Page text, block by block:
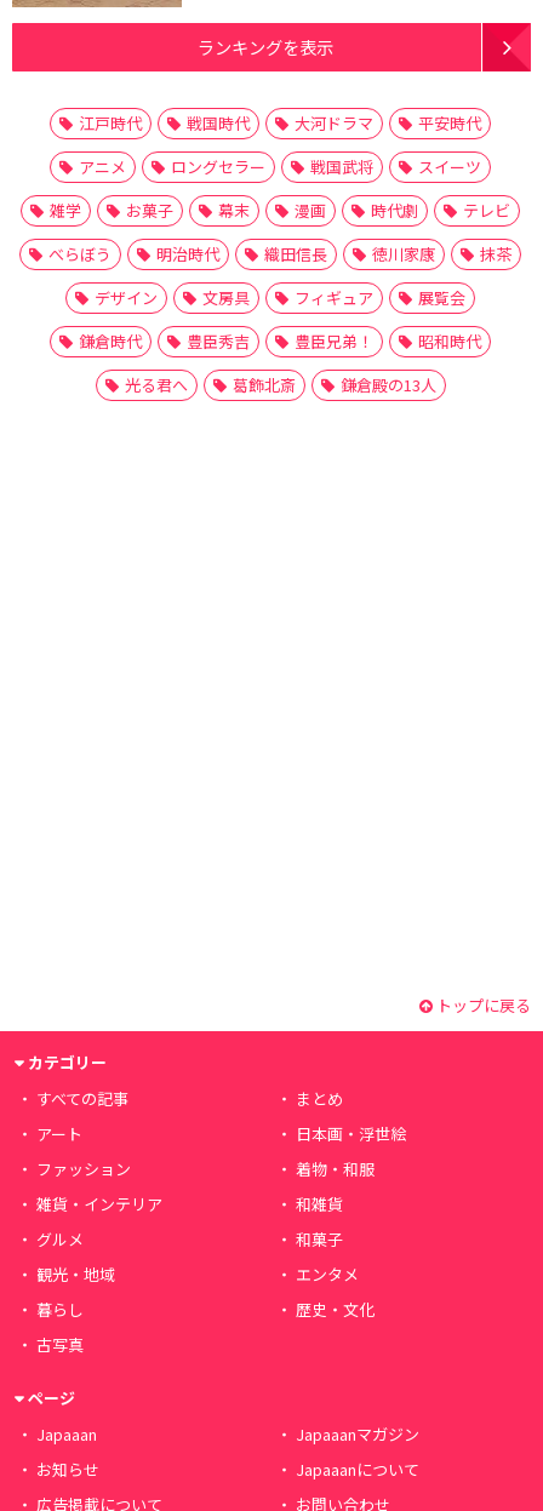
ランキングを表示
江戸時代 戦国時代 大河ドラマ
平安時代
アニメ
ロングセラー 戦国武将
スイーツ
雑学
お菓子 幕末 漫画 時代劇
テレビ
べらぼう
明治時代 織田信長 徳川家康
抹茶
デザイン
文房具 フィギュア
展覧会
鎌倉時代
豊臣秀吉 豊臣兄弟！
昭和時代
光る君へ
葛飾北斎 鎌倉殿の13人
トップに戻る
カテゴリー
すべての記事
まとめ
アート
日本画・浮世絵
ファッション
着物・和服
雑貨・インテリア
和雑貨
グルメ
和菓子
観光・地域
エンタメ
暮らし
歴史・文化
古写真
ページ
Japaaan
Japaaanマガジン
お知らせ
Japaaanについて
広告掲載について
お問い合わせ